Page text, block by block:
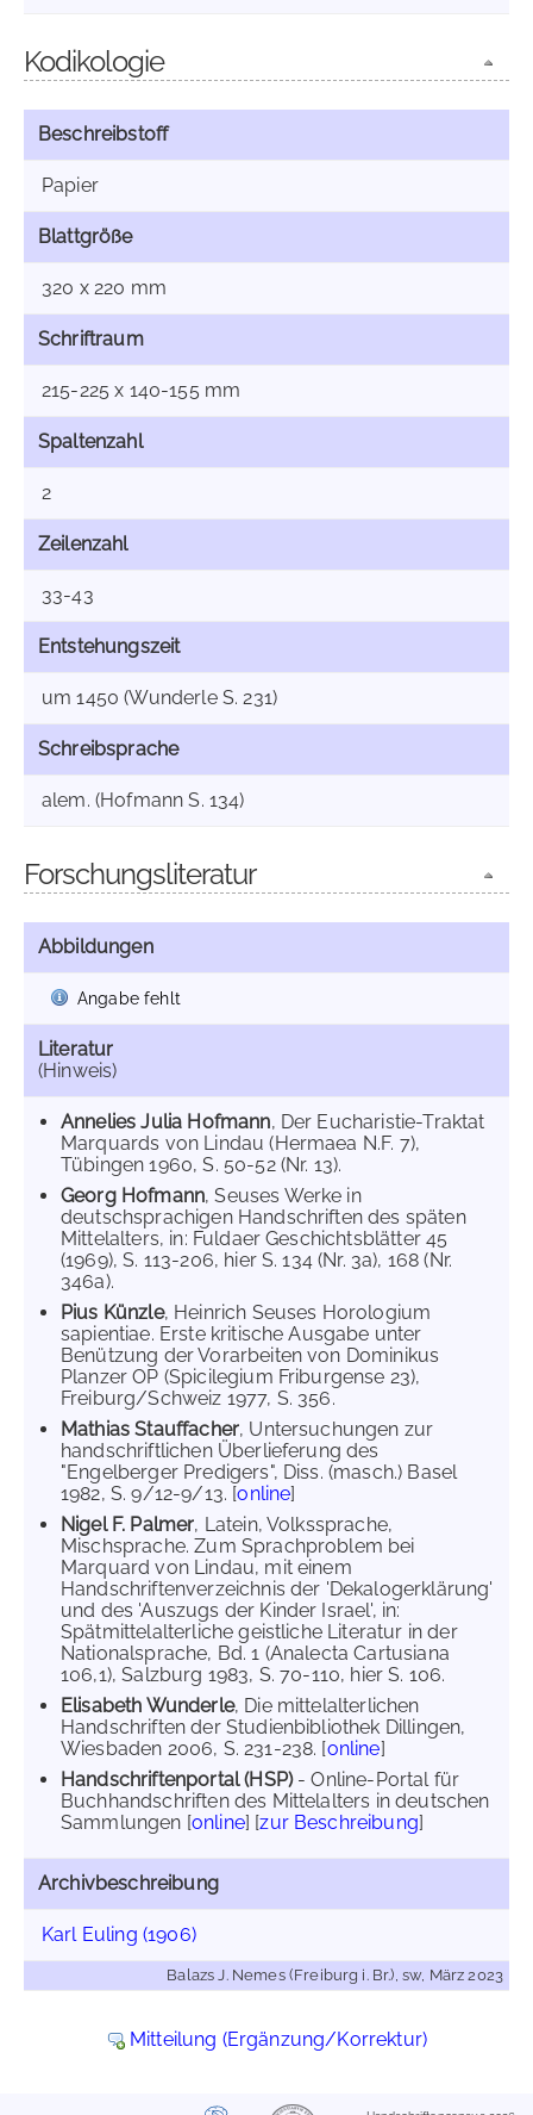
Kodikologie
Beschreibstoff
Papier
Blattgröße
320 x 220 mm
Schriftraum
215-225 x 140-155 mm
Spaltenzahl
2
Zeilenzahl
33-43
Entstehungszeit
um 1450 (Wunderle S. 231)
Schreibsprache
alem. (Hofmann S. 134)
Forschungsliteratur
Abbildungen
Angabe fehlt
Literatur
(Hinweis)
Annelies Julia Hofmann, Der Eucharistie-Traktat
Marquards von Lindau (Hermaea N.F. 7),
Tübingen 1960, S. 50-52 (Nr. 13).
Georg Hofmann, Seuses Werke in
deutschsprachigen Handschriften des späten
Mittelalters, in: Fuldaer Geschichtsblätter 45
(1969), S. 113-206, hier S. 134 (Nr. 3a), 168 (Nr.
346a).
Pius Künzle, Heinrich Seuses Horologium
sapientiae. Erste kritische Ausgabe unter
Benützung der Vorarbeiten von Dominikus
Planzer OP (Spicilegium Friburgense 23),
Freiburg/Schweiz 1977, S. 356.
Mathias Stauffacher, Untersuchungen zur
handschriftlichen Überlieferung des
"Engelberger Predigers", Diss. (masch.) Basel
1982, S. 9/12-9/13. [online]
Nigel F. Palmer, Latein, Volkssprache,
Mischsprache. Zum Sprachproblem bei
Marquard von Lindau, mit einem
Handschriftenverzeichnis der 'Dekalogerklärung'
und des 'Auszugs der Kinder Israel', in:
Spätmittelalterliche geistliche Literatur in der
Nationalsprache, Bd. 1 (Analecta Cartusiana
106,1), Salzburg 1983, S. 70-110, hier S. 106.
Elisabeth Wunderle, Die mittelalterlichen
Handschriften der Studienbibliothek Dillingen,
Wiesbaden 2006, S. 231-238. [online]
Handschriftenportal (HSP)- Online-Portal für
Buchhandschriften des Mittelalters in deutschen
Sammlungen [online] [zur Beschreibung]
Archivbeschreibung
Karl Euling (1906)
Balazs J. Nemes (Freiburg i. Br.), sw, März 2023
Mitteilung (Ergänzung/Korrektur)